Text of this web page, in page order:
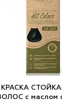
КРАСКА
с маслом